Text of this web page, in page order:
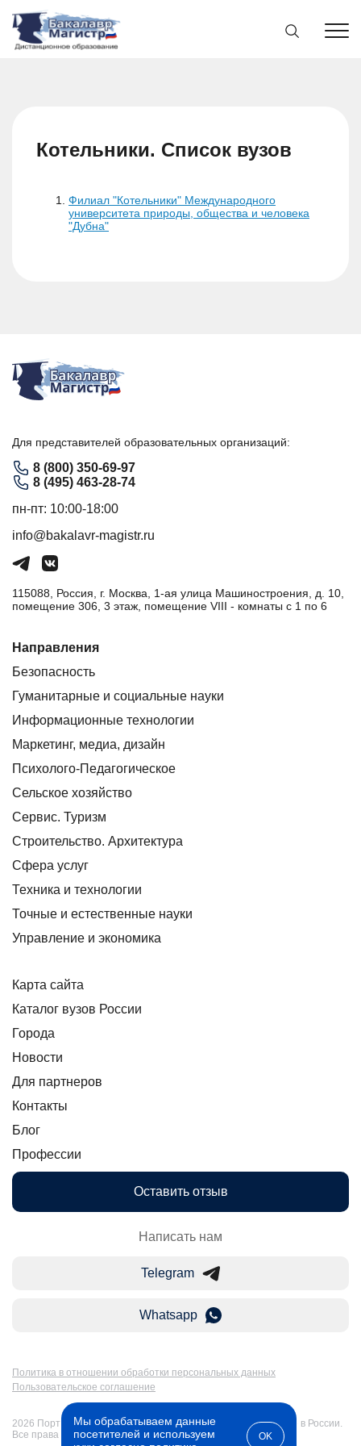
Котельники. Список вузов
Филиал "Котельники" Международного
университета природы, общества и человека
"Дубна"
Для представителей образовательных организаций:
8 (800) 350-69-97
8 (495) 463-28-74
пн-пт: 10:00-18:00
info@bakalavr-magistr.ru
115088, Россия, г. Москва, 1-ая улица Машиностроения, д. 10,
помещение 306, 3 этаж, помещение VIII - комнаты с 1 по 6
Направления
Безопасность
Гуманитарные и социальные науки
Информационные технологии
Маркетинг, медиа, дизайн
Психолого-Педагогическое
Сельское хозяйство
Сервис. Туризм
Строительство. Архитектура
Сфера услуг
Техника и технологии
Точные и естественные науки
Управление и экономика
Карта сайта
Каталог вузов России
Города
Новости
Для партнеров
Контакты
Блог
Профессии
Оставить отзыв
Написать нам
Telegram
Whatsapp
Политика в отношении обработки персональных данных
Пользовательское соглашение
2026 Портал Бакалавр-Магистр: дистанционное образование в России.
Все права защищены
Мы обрабатываем данные
посетителей и используем
OK